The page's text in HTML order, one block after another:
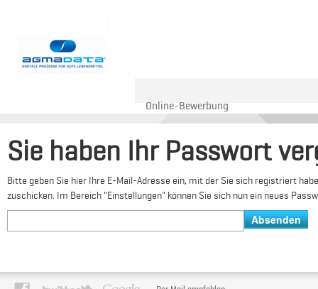
Online-Bewerbung
Sie haben Ihr Passwort
Bitte geben Sie hier Ihre E-Mail-Adresse ein, mit der Sie sich registriert
zuschicken. Im Bereich "Einstellungen" können Sie sich nun ein neues